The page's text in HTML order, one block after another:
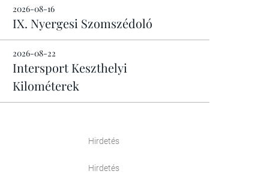
2026-08-16
IX. Nyergesi Szomszédoló
2026-08-22
Intersport Keszthelyi
Kilométerek
Hirdetés
Hirdetés